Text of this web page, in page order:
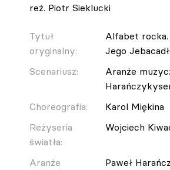
reż. Piotr Sieklucki
Tytuł
oryginalny:
Alfabet rocka.
Jego
Scenariusz:
Aranże
Choreografia:
Karol Miękina
Reżyseria
światła:
Wojciech
Aranże
Paweł